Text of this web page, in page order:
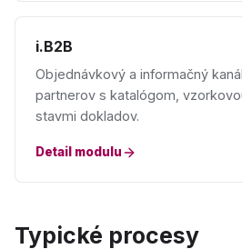
i.B2B
Objednávkový a informačný
partnerov s katalógom,
stavmi dokladov.
Detail modulu
Typické procesy